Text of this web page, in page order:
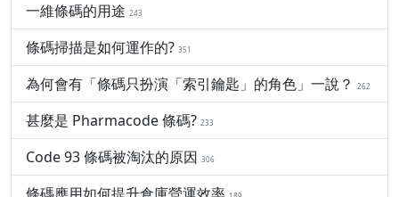
一維條碼的用途 243
條碼掃描是如何運作的? 351
為何會有「條碼只扮演「索引鑰匙」的角色」一說？ 262
甚麼是 Pharmacode 條碼? 233
Code 93 條碼被淘汰的原因 306